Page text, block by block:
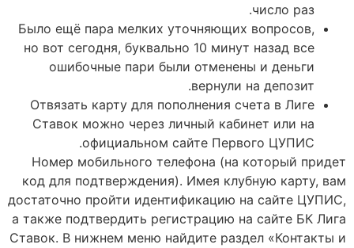
число раз.
Было ещё пара мелких уточняющих вопросов,
но вот сегодня, буквально 10 минут назад все
ошибочные пари были отменены и деньги
вернули на депозит.
Отвязать карту для пополнения счета в Лиге
Ставок можно через личный кабинет или на
официальном сайте Первого ЦУПИС.
Номер мобильного телефона (на который придет
код для подтверждения). Имея клубную карту, вам
достаточно пройти идентификацию на сайте ЦУПИС,
а также подтвердить регистрацию на сайте БК Лига
Ставок. В нижнем меню найдите раздел «Контакты и